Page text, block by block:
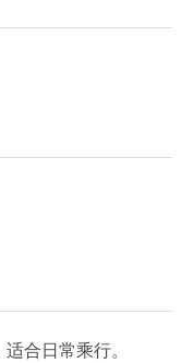
Blue
合日常乘行。